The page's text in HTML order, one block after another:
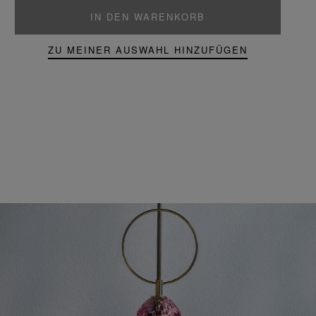
IN DEN WARENKORB
ZU MEINER AUSWAHL HINZUFÜGEN